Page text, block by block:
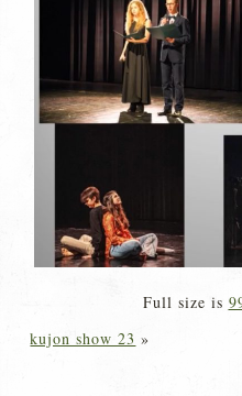
Full size is
kujon show 23 »